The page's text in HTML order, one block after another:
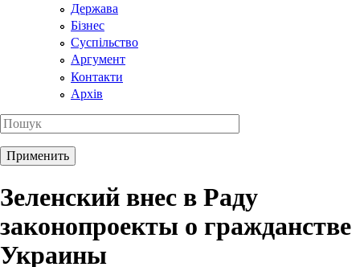
Держава
Бізнес
Суспільство
Аргумент
Контакти
Архів
Зеленский внес в Раду
законопроекты о гражданстве
Украины